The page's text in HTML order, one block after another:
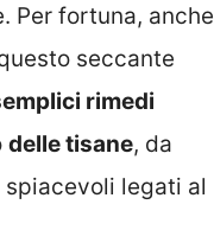
Per fortuna, anche
seccante
rimedi
delle tisane, da
spiacevoli legati al